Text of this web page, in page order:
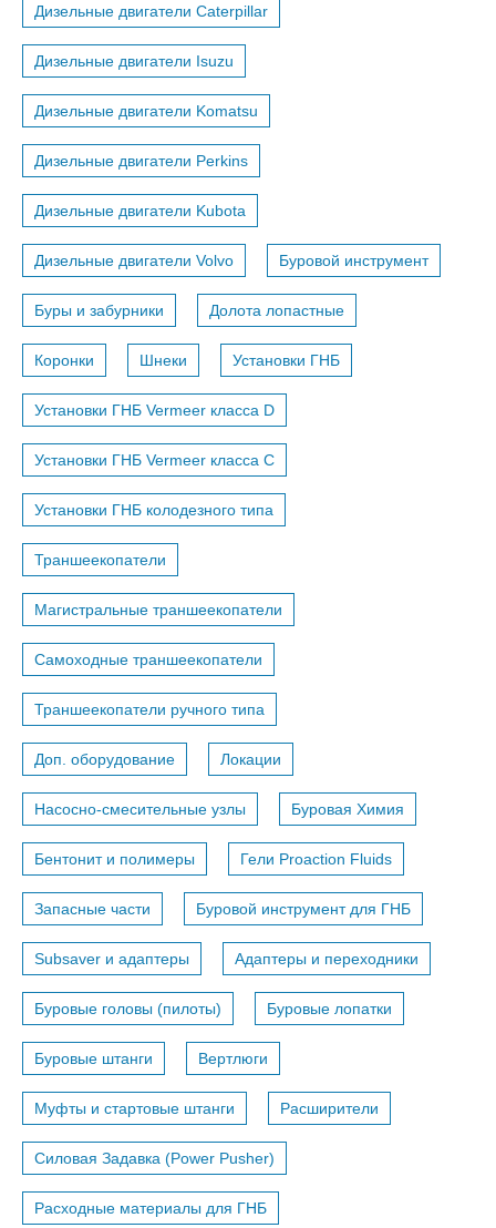
Дизельные двигатели Caterpillar
Дизельные двигатели Isuzu
Дизельные двигатели Komatsu
Дизельные двигатели Perkins
Дизельные двигатели Kubota
Дизельные двигатели Volvo Буровой инструмент
Буры и забурники Долота лопастные
Коронки Шнеки Установки ГНБ
Установки ГНБ Vermeer класса D
Установки ГНБ Vermeer класса С
Установки ГНБ колодезного типа
Траншеекопатели
Магистральные траншеекопатели
Самоходные траншеекопатели
Траншеекопатели ручного типа
Доп. оборудование Локации
Насосно-смесительные узлы Буровая Химия
Бентонит и полимеры Гели Proaction Fluids
Запасные части Буровой инструмент для ГНБ
Subsaver и адаптеры Адаптеры и переходники
Буровые головы (пилоты) Буровые лопатки
Буровые штанги Вертлюги
Муфты и стартовые штанги Расширители
Силовая Задавка (Power Pusher)
Расходные материалы для ГНБ